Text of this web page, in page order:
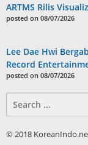
ARTMS Rilis
posted on 08/07/2026
Lee Dae Hwi
Record
posted on 08/07/2026
for:
© 2018